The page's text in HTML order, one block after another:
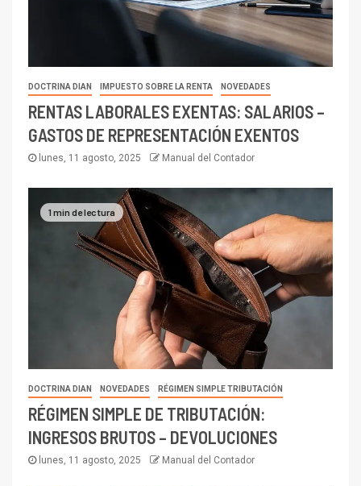
DOCTRINA DIAN IMPUESTO SOBRE LA RENTA NOVEDADES
RENTAS LABORALES EXENTAS: SALARIOS –
GASTOS DE REPRESENTACIÓN EXENTOS
lunes, 11 agosto, 2025 Manual del Contador
1 min de lectura
DOCTRINA DIAN NOVEDADES RÉGIMEN SIMPLE TRIBUTACIÓN
RÉGIMEN SIMPLE DE TRIBUTACIÓN:
INGRESOS BRUTOS – DEVOLUCIONES
lunes, 11 agosto, 2025 Manual del Contador